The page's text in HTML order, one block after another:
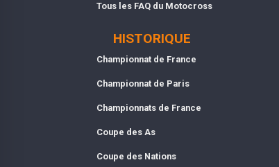
Tous les FAQ du Motocross
HISTORIQUE
Championnat de France
Championnat de Paris
Championnats de France
Coupe des As
Coupe des Nations